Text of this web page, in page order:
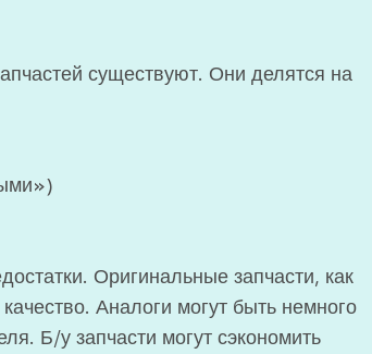
существуют. Они делятся на
Оригинальные запчасти, как
Аналоги могут быть немного
Б/у запчасти могут сэкономить